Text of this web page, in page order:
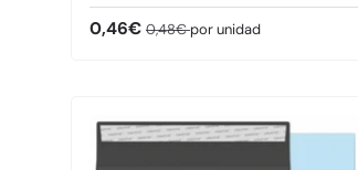
Precio de venta
0,46€ Precio normal
0,48€por unidad